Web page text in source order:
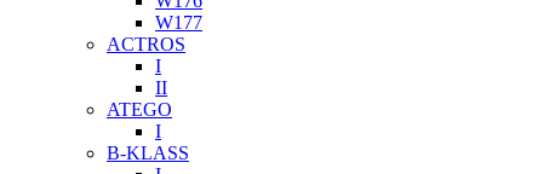
W177
ACTROS
I
II
ATEGO
I
B-KLASS